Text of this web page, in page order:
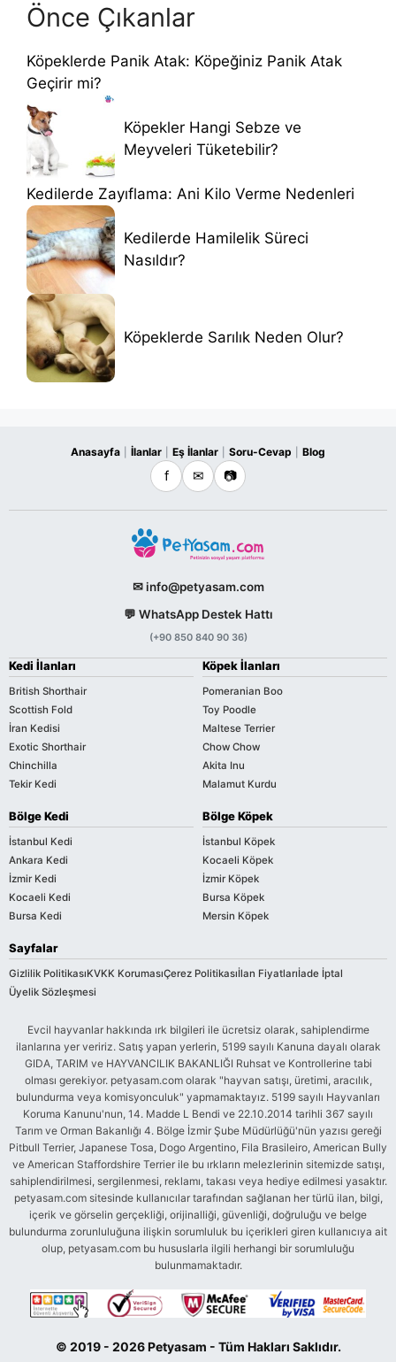
Önce Çıkanlar
Köpeklerde Panik Atak: Köpeğiniz Panik Atak
Geçirir mi?
Köpekler Hangi Sebze ve
Meyveleri Tüketebilir?
Kedilerde Zayıflama: Ani Kilo Verme Nedenleri
Kedilerde Hamilelik Süreci
Nasıldır?
Köpeklerde Sarılık Neden Olur?
Anasayfa İlanlar Eş İlanlar Soru-Cevap Blog
f ✉ 📷
✉ info@petyasam.com
💬 WhatsApp Destek Hattı
(+90 850 840 90 36)
Kedi İlanları
British Shorthair
Scottish Fold
İran Kedisi
Exotic Shorthair
Chinchilla
Tekir Kedi
Köpek İlanları
Pomeranian Boo
Toy Poodle
Maltese Terrier
Chow Chow
Akita Inu
Malamut Kurdu
Bölge Kedi
İstanbul Kedi
Ankara Kedi
İzmir Kedi
Kocaeli Kedi
Bursa Kedi
Bölge Köpek
İstanbul Köpek
Kocaeli Köpek
İzmir Köpek
Bursa Köpek
Mersin Köpek
Sayfalar
Gizlilik PolitikasıKVKK KorumasıÇerez Politikasıİlan Fiyatlarıİade İptal
Üyelik Sözleşmesi
Evcil hayvanlar hakkında ırk bilgileri ile ücretsiz olarak, sahiplendirme
ilanlarına yer veririz. Satış yapan yerlerin, 5199 sayılı Kanuna dayalı olarak
GIDA, TARIM ve HAYVANCILIK BAKANLIĞI Ruhsat ve Kontrollerine tabi
olması gerekiyor. petyasam.com olarak "hayvan satışı, üretimi, aracılık,
bulundurma veya komisyonculuk" yapmamaktayız. 5199 sayılı Hayvanları
Koruma Kanunu'nun, 14. Madde L Bendi ve 22.10.2014 tarihli 367 sayılı
Tarım ve Orman Bakanlığı 4. Bölge İzmir Şube Müdürlüğü'nün yazısı gereği
Pitbull Terrier, Japanese Tosa, Dogo Argentino, Fila Brasileiro, American Bully
ve American Staffordshire Terrier ile bu ırkların melezlerinin sitemizde satışı,
sahiplendirilmesi, sergilenmesi, reklamı, takası veya hediye edilmesi yasaktır.
petyasam.com sitesinde kullanıcılar tarafından sağlanan her türlü ilan, bilgi,
içerik ve görselin gerçekliği, orijinalliği, güvenliği, doğruluğu ve belge
bulundurma zorunluluğuna ilişkin sorumluluk bu içerikleri giren kullanıcıya ait
olup, petyasam.com bu hususlarla ilgili herhangi bir sorumluluğu
bulunmamaktadır.
© 2019 - 2026 Petyasam - Tüm Hakları Saklıdır.